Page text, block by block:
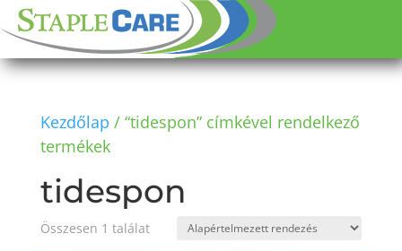
Kezdőlap / “tidespon” címkével rendelkező
termékek
tidespon
Összesen 1 találat